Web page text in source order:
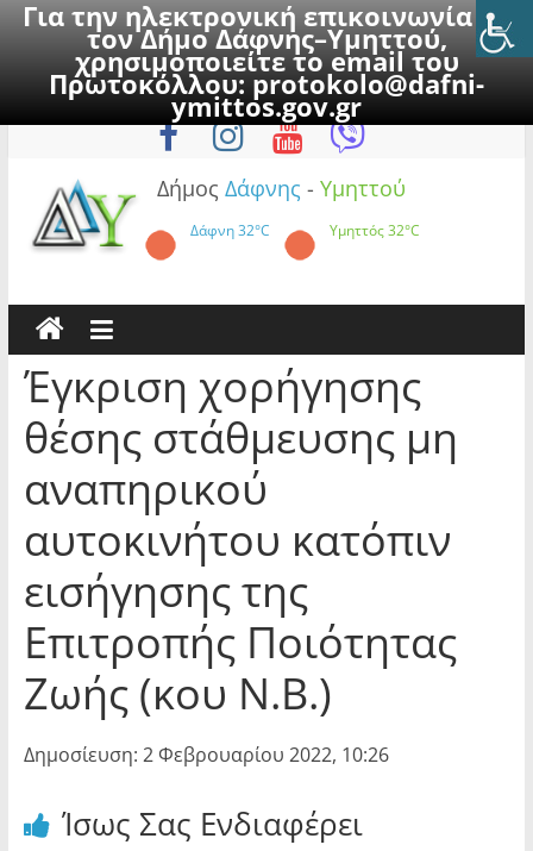
Για την ηλεκτρονική επικοινωνία με
τον Δήμο Δάφνης–Υμηττού,
χρησιμοποιείτε το email του
Πρωτοκόλλου:protokolo@dafni-
ymittos.gov.gr
to
Κυριακή, 9 Αυγούστου 2026
Δήμος Δάφνης - Υμηττού
Δάφνη32°C Υμηττός32°C
Έγκριση χορήγησης
θέσης στάθμευσης μη
αναπηρικού
αυτοκινήτου κατόπιν
εισήγησης της
Επιτροπής Ποιότητας
Ζωής (κου N.B.)
Δημοσίευση: 2 Φεβρουαρίου 2022, 10:26
Ίσως Σας Ενδιαφέρει